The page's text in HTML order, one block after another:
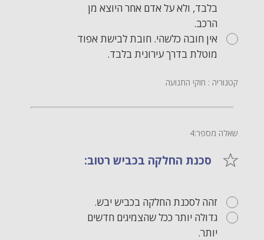
בלבד, ולא על אדם אחר היוצא מן
הרכב.
אין חובה כלשהי. חובת לבישת אפוד
מוטלת בדרך עירונית בלבד.
קטגוריה : חוקי התנועה
שאלה מספר:4
סכנת החלקה בכביש רטוב:
זהה לסכנת החלקה בכביש יבש.
גדולה יותר ככל שהצמיגים חדשים
יותר.